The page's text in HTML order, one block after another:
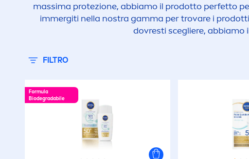
massima protezione, abbiamo il prodotto perfetto
immergiti nella nostra gamma per trovare i
dovresti scegliere, abbiamo
FILTRO
Sun
UV Viso
Formula
Biodegradabile